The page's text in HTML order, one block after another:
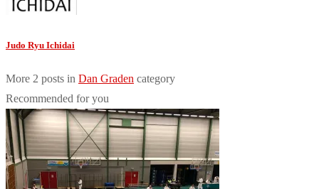
Judo Ryu Ichidai
More 2 posts in Dan Graden category
Recommended for you